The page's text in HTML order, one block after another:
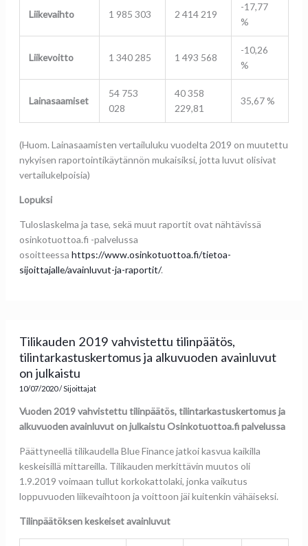
Liikevaihto 1 985 303 2 414 219
-17,77
%
Liikevoitto 1 340 285 1 493 568
-10,26
%
Lainasaamiset
54 753
028
40 358
229,81
35,67 %
(Huom. Lainasaamisten vertailuluku vuodelta 2019 on muutettu
nykyisen raportointikäytännön mukaisiksi, jotta luvut olisivat
vertailukelpoisia)
Lopuksi
Tuloslaskelma ja tase, sekä muut raportit ovat nähtävissä
osinkotuottoa.fi -palvelussa
osoitteessa https://www.osinkotuottoa.fi/tietoa-
sijoittajalle/avainluvut-ja-raportit/.
Tilikauden 2019 vahvistettu tilinpäätös,
tilintarkastuskertomus ja alkuvuoden avainluvut
on julkaistu
10/07/2020/Sijoittajat
Vuoden 2019 vahvistettu tilinpäätös, tilintarkastuskertomus ja
alkuvuoden avainluvut on julkaistu Osinkotuottoa.fi palvelussa
Päättyneellä tilikaudella Blue Finance jatkoi kasvua kaikilla
keskeisillä mittareilla. Tilikauden merkittävin muutos oli
1.9.2019 voimaan tullut korkokattolaki, jonka vaikutus
loppuvuoden liikevaihtoon ja voittoon jäi kuitenkin vähäiseksi.
Tilinpäätöksen keskeiset avainluvut